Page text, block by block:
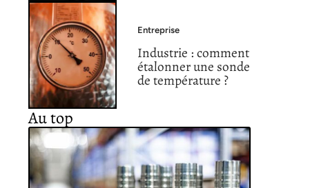
Entreprise
Industrie : comment
étalonner une sonde
de température ?
Au top